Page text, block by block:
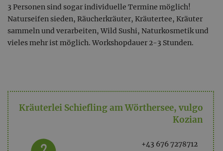
3 Personen sind sogar individuelle Termine möglich!
Naturseifen sieden, Räucherkräuter, Kräutertee, Kräuter
sammeln und verarbeiten, Wild Sushi, Naturkosmetik und
vieles mehr ist möglich. Workshopdauer 2-3 Stunden.
Kräuterlei Schiefling am Wörthersee, vulgo
Kozian
+43 676 7278712